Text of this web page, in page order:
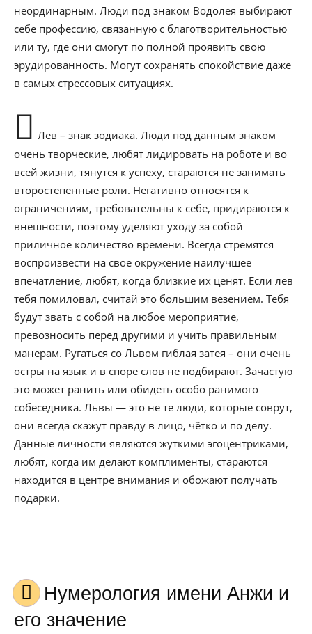
неординарным. Люди под знаком Водолея выбирают
себе профессию, связанную с благотворительностью
или ту, где они смогут по полной проявить свою
эрудированность. Могут сохранять спокойствие даже
в самых стрессовых ситуациях.
Лев – знак зодиака. Люди под данным знаком
очень творческие, любят лидировать на роботе и во
всей жизни, тянутся к успеху, стараются не занимать
второстепенные роли. Негативно относятся к
ограничениям, требовательны к себе, придираются к
внешности, поэтому уделяют уходу за собой
приличное количество времени. Всегда стремятся
воспроизвести на свое окружение наилучшее
впечатление, любят, когда близкие их ценят. Если лев
тебя помиловал, считай это большим везением. Тебя
будут звать с собой на любое мероприятие,
превозносить перед другими и учить правильным
манерам. Ругаться со Львом гиблая затея – они очень
остры на язык и в споре слов не подбирают. Зачастую
это может ранить или обидеть особо ранимого
собеседника. Львы — это не те люди, которые соврут,
они всегда скажут правду в лицо, чётко и по делу.
Данные личности являются жуткими эгоцентриками,
любят, когда им делают комплименты, стараются
находится в центре внимания и обожают получать
подарки.
Нумерология имени Анжи и
его значение